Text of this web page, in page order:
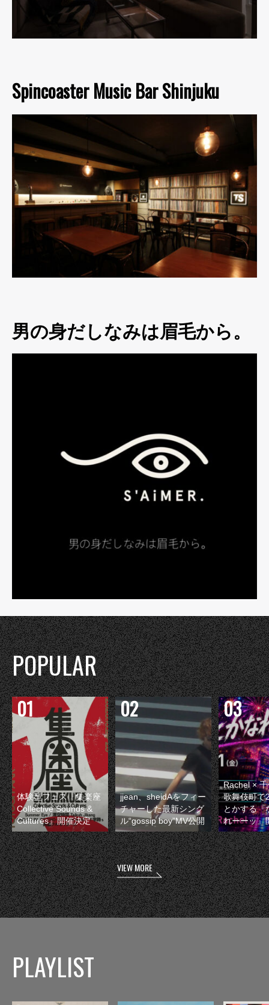
Spincoaster Music Bar Shinjuku
男の身だしなみは眉毛から。
POPULAR
体験型フェス『集楽座
Collective Sounds &
Cultures』開催決定
jjean、sheidAをフィー
チャーした最新シング
ル“gossip boy”MV公開
Rachel ×
歌舞伎町で
とかする『
れーーッ』
VIEW MORE
PLAYLIST